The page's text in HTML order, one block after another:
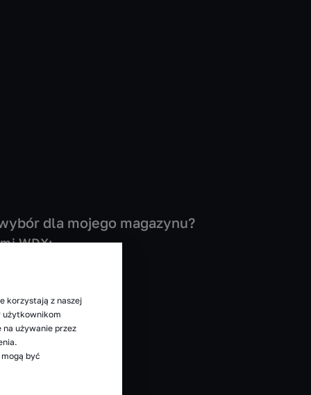
dla mojego magazynu?
WDX:
korzystają z naszej
użytkownikom
używanie przez
być